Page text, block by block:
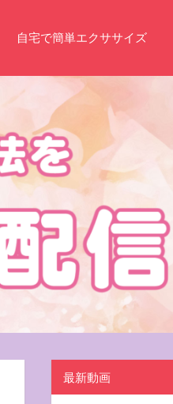
自宅で簡単エクササイズ
最新動画